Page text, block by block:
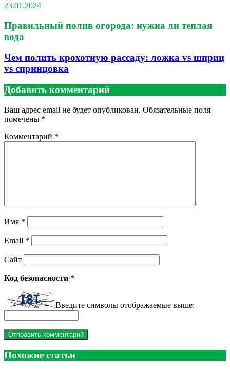
23.01.2024
Правильный полив огорода: нужна ли теплая
вода
Чем полить крохотную рассаду: ложка vs шприц
vs спринцовка
Добавить комментарий
Ваш адрес email не будет опубликован. Обязательные поля
помечены *
Комментарий *
Имя *
Email *
Сайт
Код безопасности *
Введите символы отображаемые выше:
Похожие статьи